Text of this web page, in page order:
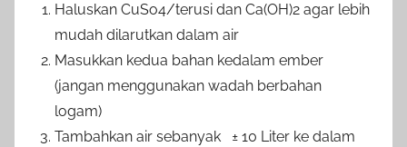
Haluskan CuSo4/terusi dan Ca(OH)2 agar lebih
mudah dilarutkan dalam air
Masukkan kedua bahan kedalam ember
(jangan menggunakan wadah berbahan
logam)
Tambahkan air sebanyak ± 10 Liter ke dalam